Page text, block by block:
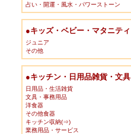
占い・開運・風水・パワーストーン
●キッズ・ベビー・マタニティ
ジュニア
その他
●キッチン・日用品雑貨・文具
日用品・生活雑貨
文具・事務用品
洋食器
その他食器
キッチン収納(⇒)
業務用品・サービス